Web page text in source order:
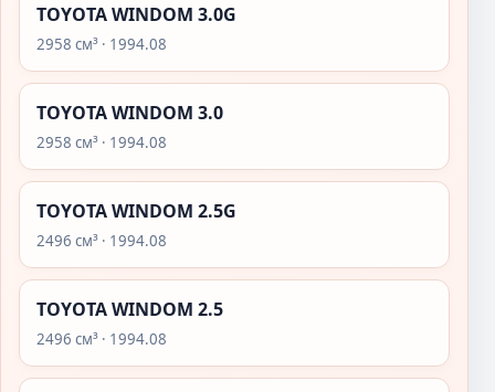
TOYOTA WINDOM 3.0G
2958 см³ · 1994.08
TOYOTA WINDOM 3.0
2958 см³ · 1994.08
TOYOTA WINDOM 2.5G
2496 см³ · 1994.08
TOYOTA WINDOM 2.5
2496 см³ · 1994.08